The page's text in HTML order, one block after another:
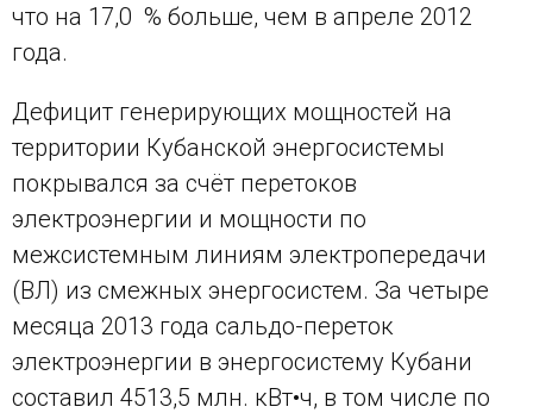
что на 17,0 % больше, чем в апреле 2012
года.
Дефицит генерирующих мощностей на
территории Кубанской энергосистемы
покрывался за счёт перетоков
электроэнергии и мощности по
межсистемным линиям электропередачи
(ВЛ) из смежных энергосистем. За четыре
месяца 2013 года сальдо-переток
электроэнергии в энергосистему Кубани
составил 4513,5 млн. кВт•ч, в том числе по